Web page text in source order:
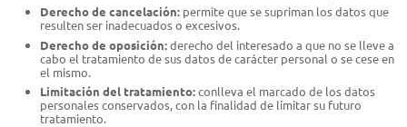
Derecho de cancelación: permite que se supriman los datos que
resulten ser inadecuados o excesivos.
Derecho de oposición:derecho del interesado a que no se lleve a
cabo el tratamiento de sus datos de carácter personal o se cese en
el mismo.
Limitación del tratamiento:conlleva el marcado de los datos
personales conservados, con la finalidad de limitar su futuro
tratamiento.